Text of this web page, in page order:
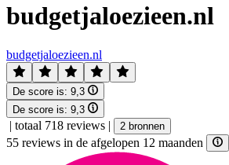
budgetjaloezieen.nl
budgetjaloezieen.nl
De score is: 9,3
De score is: 9,3
| totaal 718 reviews | 2 bronnen
55 reviews in de afgelopen 12 maanden